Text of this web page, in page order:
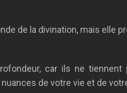
de la divination, mais elle
car ils ne
de votre vie et de